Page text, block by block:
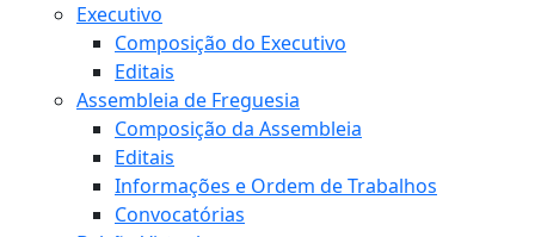
Executivo
Composição do Executivo
Editais
Assembleia de Freguesia
Composição da Assembleia
Editais
Informações e Ordem de Trabalhos
Convocatórias